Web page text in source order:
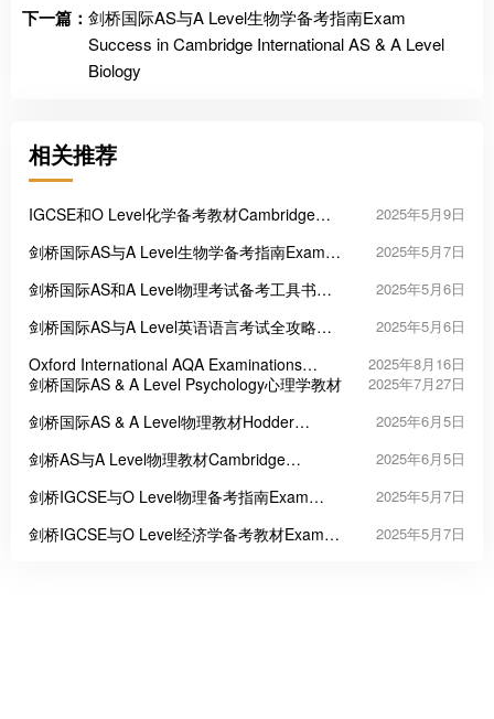
下一篇： 剑桥国际AS与A Level生物学备考指南Exam
Success in Cambridge International AS & A Level
Biology
相关推荐
IGCSE和O Level化学备考教材Cambridge
2025年5月9日
剑桥国际AS与A Level生物学备考指南Exam
Level Biology
2025年5月7日
剑桥国际AS和A Level物理考试备考工具书
International AS & A Level
2025年5月6日
剑桥国际AS与A Level英语语言考试全攻略
Cambridge International AS A Level
2025年5月6日
Oxford International AQA Examinations
International A Level Physics英文原版物理教
2025年8月16日
剑桥国际AS & A Level Psychology心理学教材 2025年7月27日
剑桥国际AS & A Level物理教材Hodder
Physics
2025年6月5日
剑桥AS与A Level物理教材Cambridge
2025年6月5日
剑桥IGCSE与O Level物理备考指南Exam
O Level
2025年5月7日
剑桥IGCSE与O Level经济学备考教材Exam
2025年5月7日